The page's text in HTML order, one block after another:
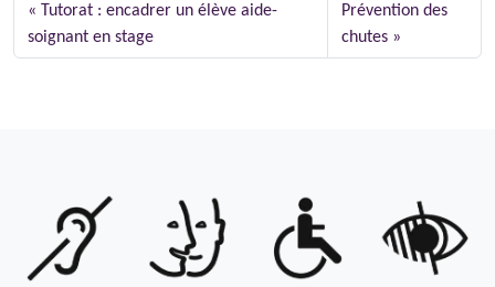
Tutorat : encadrer un élève aide-
soignant en stage
Prévention des
chutes